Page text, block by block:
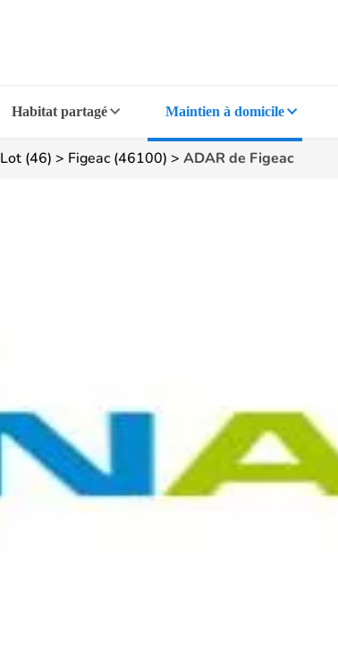
Habitat partagé Maintien à domicile
Lot (46) > Figeac (46100) > ADAR de Figeac